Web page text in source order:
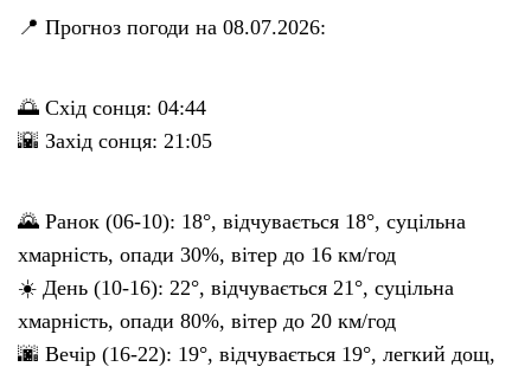
📍 Прогноз погоди на 08.07.2026:
🌅 Схід сонця: 04:44
🌇 Захід сонця: 21:05
🌄 Ранок (06-10): 18°, відчувається 18°, суцільна
хмарність, опади 30%, вітер до 16 км/год
☀️ День (10-16): 22°, відчувається 21°, суцільна
хмарність, опади 80%, вітер до 20 км/год
🌆 Вечір (16-22): 19°, відчувається 19°, легкий дощ,